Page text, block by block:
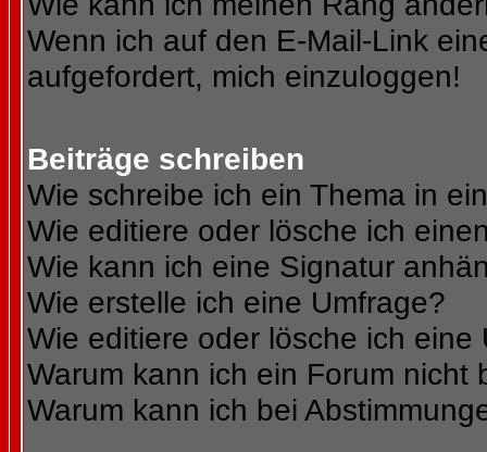
Wenn ich auf den E-Mail-Link
aufgefordert, mich einzuloggen!
Beiträge schreiben
Wie schreibe ich ein Thema in
Wie editiere oder lösche ich
Wie kann ich eine Signatur
Wie erstelle ich eine Umfrage?
Wie editiere oder lösche ich eine
Warum kann ich ein Forum nicht
Warum kann ich bei